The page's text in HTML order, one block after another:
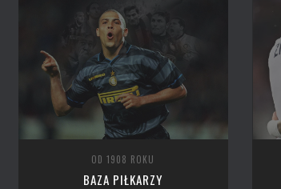
OD 1908 ROKU
BAZA PIŁKARZY